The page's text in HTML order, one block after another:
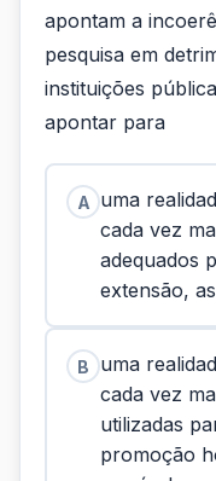
apontam a
pesquisa em
instituições
apontar para
A uma
cada vez
adequados
extensão,
B
uma
cada vez
utilizadas
promoção